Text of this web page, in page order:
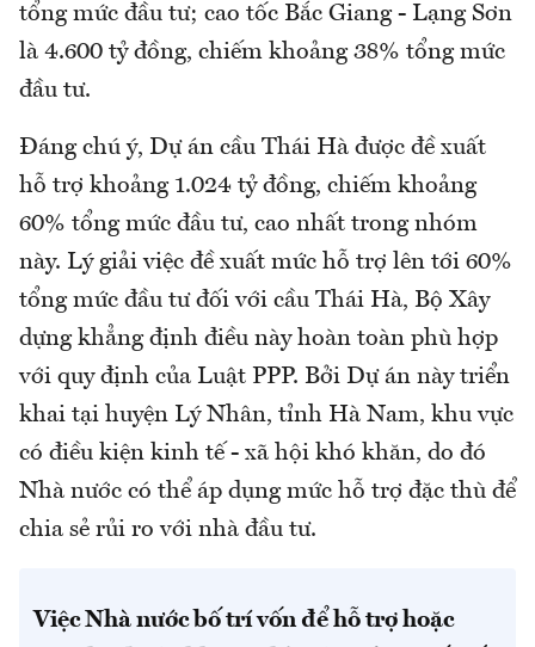
tổng mức đầu tư; cao tốc Bắc Giang - Lạng Sơn
là 4.600 tỷ đồng, chiếm khoảng 38% tổng mức
đầu tư.
Đáng chú ý, Dự án cầu Thái Hà được đề xuất
hỗ trợ khoảng 1.024 tỷ đồng, chiếm khoảng
60% tổng mức đầu tư, cao nhất trong nhóm
này. Lý giải việc đề xuất mức hỗ trợ lên tới 60%
tổng mức đầu tư đối với cầu Thái Hà, Bộ Xây
dựng khẳng định điều này hoàn toàn phù hợp
với quy định của Luật PPP. Bởi Dự án này triển
khai tại huyện Lý Nhân, tỉnh Hà Nam, khu vực
có điều kiện kinh tế - xã hội khó khăn, do đó
Nhà nước có thể áp dụng mức hỗ trợ đặc thù để
chia sẻ rủi ro với nhà đầu tư.
Việc Nhà nước bố trí vốn để hỗ trợ hoặc